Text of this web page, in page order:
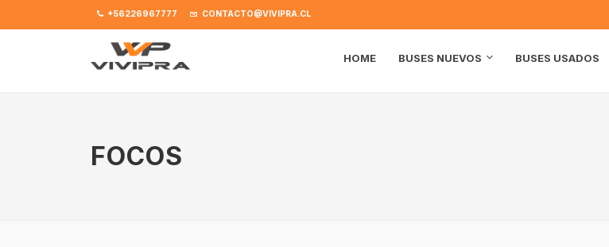
+56226967777 CONTACTO@VIVIPRA.CL
HOME BUSES NUEVOS BUSES USADOS
FOCOS